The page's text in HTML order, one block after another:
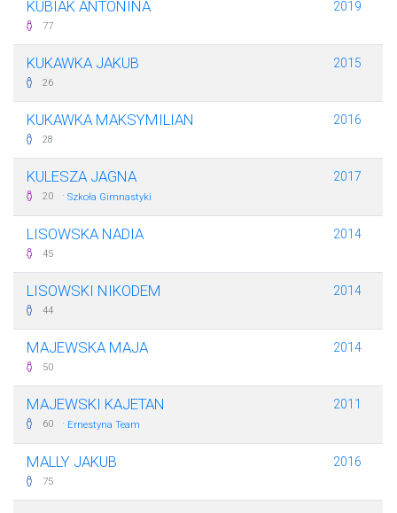
KUBIAK ANTONINA
77
2019
KUKAWKA JAKUB
26
2015
KUKAWKA MAKSYMILIAN
28
2016
KULESZA JAGNA
20 · Szkoła Gimnastyki
2017
LISOWSKA NADIA
45
2014
LISOWSKI NIKODEM
44
2014
MAJEWSKA MAJA
50
2014
MAJEWSKI KAJETAN
60 · Ernestyna Team
2011
MALLY JAKUB
75
2016